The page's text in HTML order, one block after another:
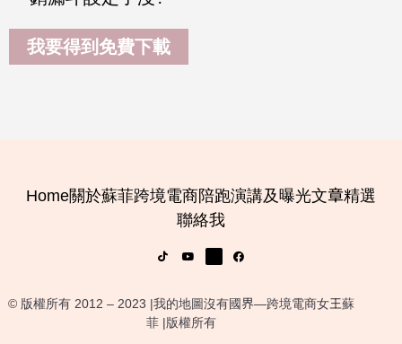
我要得到免費下載
Home關於蘇菲跨境電商陪跑演講及曝光文章精選
聯絡我
© 版權所有 2012 – 2023 |我的地圖沒有國界—跨境電商女王蘇
菲 |版權所有